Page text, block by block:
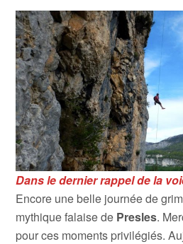
Dans le dernier rappel de la
Encore une belle journée de
mythique falaise de Presles.
pour ces moments privilégiés.